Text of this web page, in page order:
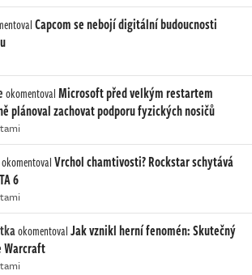
Capcom se nebojí digitální budoucnosti
okomentovalMicrosoft před velkým restartem
plánoval zachovat podporu fyzických nosičů
okomentovalVrchol chamtivosti? Rockstar schytává
6
okomentovalJak vznikl herní fenomén: Skutečný
Warcraft